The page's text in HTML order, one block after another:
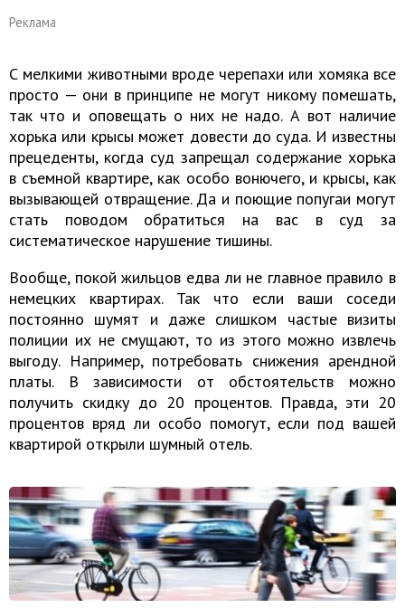
Реклама
С мелкими животными вроде черепахи или хомяка все
просто — они в принципе не могут никому помешать,
так что и оповещать о них не надо. А вот наличие
хорька или крысы может довести до суда. И известны
прецеденты, когда суд запрещал содержание хорька
в съемной квартире, как особо вонючего, и крысы, как
вызывающей отвращение. Да и поющие попугаи могут
стать поводом обратиться на вас в суд за
систематическое нарушение тишины.
Вообще, покой жильцов едва ли не главное правило в
немецких квартирах. Так что если ваши соседи
постоянно шумят и даже слишком частые визиты
полиции их не смущают, то из этого можно извлечь
выгоду. Например, потребовать снижения арендной
платы. В зависимости от обстоятельств можно
получить скидку до 20 процентов. Правда, эти 20
процентов вряд ли особо помогут, если под вашей
квартирой открыли шумный отель.